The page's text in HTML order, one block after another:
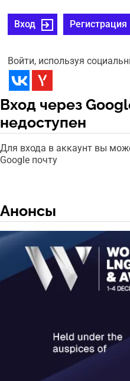
Вход Регистрация
Войти, используя
Вход через
недоступен
Для входа в аккаунт вы
Google почту
Анонсы